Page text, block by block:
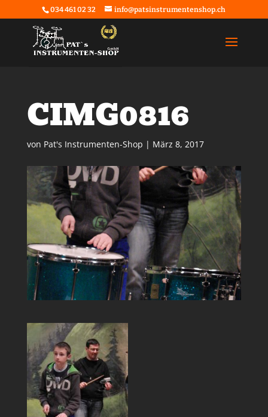
034 461 02 32 info@patsinstrumentenshop.ch
CIMG0816
von Pat's Instrumenten-Shop | März 8, 2017